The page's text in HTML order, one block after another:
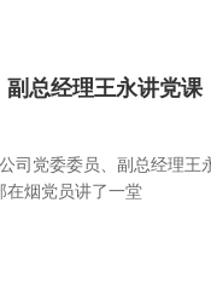
总经理王永讲党课
司党委委员、副总经理
在烟党员讲了一堂